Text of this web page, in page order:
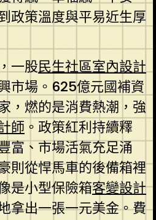
政策溫度與平易近生厚
一股民生社區室內設計
市場。625億元國補資
，燃的是消費熱潮，強
師 。政策紅利持續釋
富、市場活氣充足涌
則從悍馬車的後備箱裡
是小型保險箱客變設計
拿出一張一元美金。費